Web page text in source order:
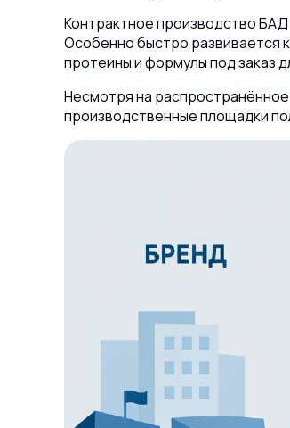
Контрактное производство
Особенно быстро развивается
протеины и формулы под заказ
Несмотря на
производственные площадки